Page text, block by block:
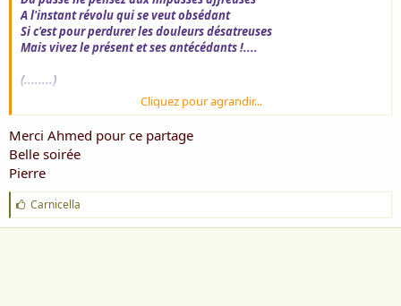
A l'instant révolu qui se veut obsédant
Si c'est pour perdurer les douleurs désatreuses
Mais vivez le présent et ses antécédants !....
(........)
Beau poème bien inspirant .
Merci pour de si beau partae
Ahmed B.
Cliquez pour agrandir...
Merci Ahmed pour ce partage
Belle soirée
Pierre
J
'
a
Carnicella